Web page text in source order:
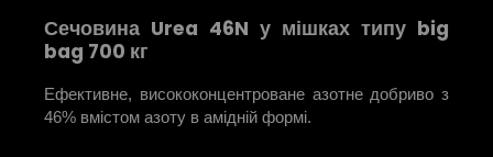
Сечовина Urea 46N у мішках типу big
bag 700 кг
Ефективне, висококонцентроване азотне добриво з
46% вмістом азоту в амідній формі.